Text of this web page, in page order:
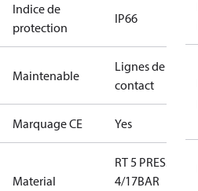
Indice de
protection
IP66
Maintenable
Lignes de
contact
Marquage CE Yes
Material
RT 5 PRESS.
4/17BAR